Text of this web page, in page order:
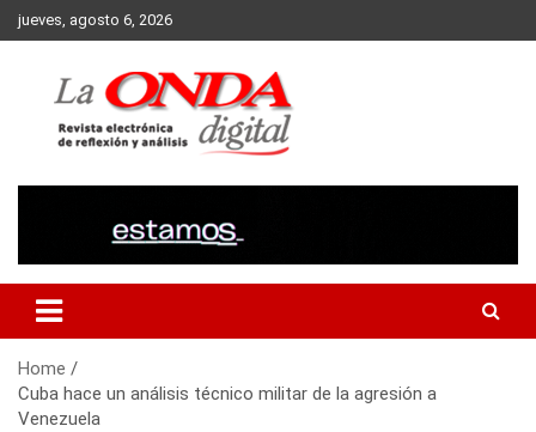
Skip
to
jueves, agosto 6, 2026
Home
Cuba hace un análisis técnico militar de la agresión a
Venezuela